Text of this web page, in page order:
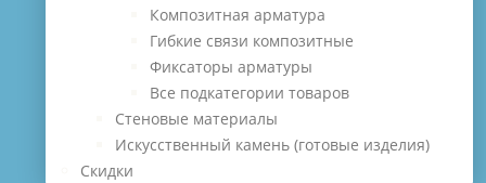
Композитная арматура
Гибкие связи композитные
Фиксаторы арматуры
Все подкатегории товаров
Стеновые материалы
Искусственный камень (готовые изделия)
Скидки